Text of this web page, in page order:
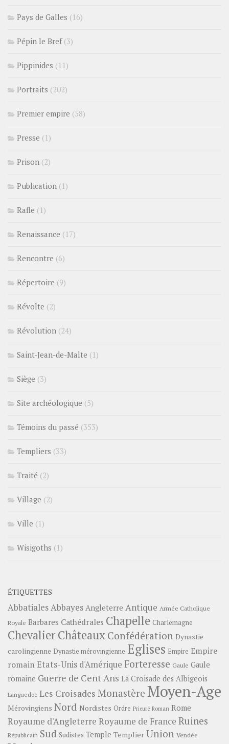
Pays de Galles (16)
Pépin le Bref(3)
Pippinides (11)
Portraits (202)
Premier empire (58)
Presse (1)
Prison (2)
Publication (1)
Rafle (1)
Renaissance (17)
Rencontre (6)
Répertoire (9)
Révolte (2)
Révolution (24)
Saint-Jean-de-Malte (1)
Siège (3)
Site archéologique (5)
Témoins du passé (353)
Templiers (33)
Traité (2)
Village (2)
Ville (1)
Wisigoths (1)
ÉTIQUETTES
AbbatialesAbbayes Angleterre Antique Armée Catholique
Royale Barbares Cathédrales Chapelle Charlemagne
ChevalierChâteauxConfédération Dynastie
carolingienne Dynastie mérovingienne Eglises Empire Empire
romainEtats-Unis d'Amérique Forteresse Gaule Gaule
romaine Guerre de Cent Ans La Croisade des Albigeois
Languedoc Les Croisades Monastère Moyen-Age
Mérovingiens Nord Nordistes Ordre Prieuré Roman Rome
Royaume d'Angleterre Royaume de France Ruines
Républicain Sud Sudistes Temple Templier Union Vendée